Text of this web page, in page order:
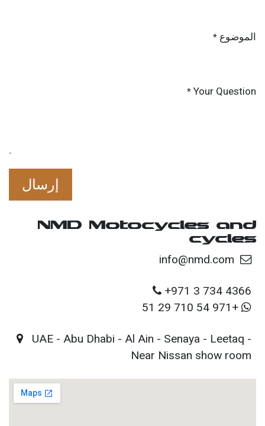
الموضوع *
Your Question
*
إرسال
NMD Motocycles and
cycles
+971 3 734 4366
+971 54 710 29 51
UAE - Abu Dhabi - Al Ain - Senaya - Leetaq -
Near Nissan show room